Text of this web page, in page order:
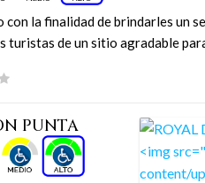
la finalidad de brindarles un
turistas de un sitio agradable
PUNTA